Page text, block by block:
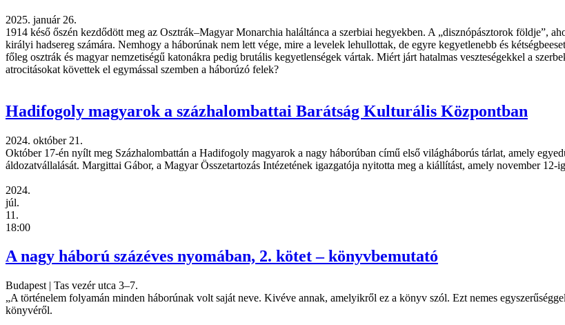
2025. január 26.
1914 késő őszén kezdődött meg az Osztrák–Magyar Monarchia haláltánca a szerbiai hegyekben. A „disznópásztorok földje”,
királyi hadsereg számára. Nemhogy a háborúnak nem lett vége, mire a levelek lehullottak, de egyre kegyetlenebb és
főleg osztrák és magyar nemzetiségű katonákra pedig brutális kegyetlenségek vártak. Miért járt hatalmas veszteségekkel a
atrocitásokat követtek el egymással szemben a háborúzó felek?
Hadifogoly magyarok a százhalombattai Barátság Kulturális Központban
2024. október 21.
Október 17-én nyílt meg Százhalombattán a Hadifogoly magyarok a nagy háborúban című első világháborús tárlat, amely
áldozatvállalását. Margittai Gábor, a Magyar Összetartozás Intézetének igazgatója nyitotta meg a kiállítást, amely november 12-
2024.
júl.
11.
18:00
A nagy háború százéves nyomában, 2. kötet – könyvbemutató
Budapest | Tas vezér utca 3–7.
„A történelem folyamán minden háborúnak volt saját neve. Kivéve annak, amelyikről ez a könyv szól. Ezt nemes
könyvéről.